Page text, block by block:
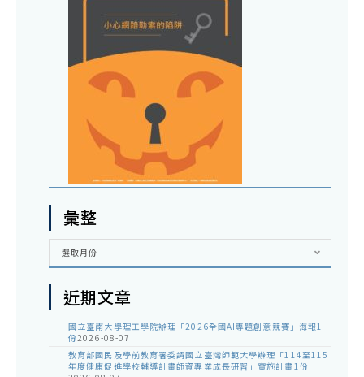
彙整
彙
選取月份
近期文章
國立臺南大學理工學院辦理「2026全國AI專題創意競賽」海報1
份2026-08-07
教育部國民及學前教育署委請國立臺灣師範大學辦理「114至115
年度健康促進學校輔導計畫師資專業成長研習」實施計畫1份